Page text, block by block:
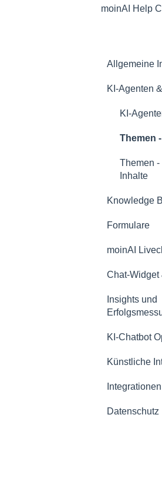
moinAI Help
Allgemeine
System-
Workflow
KI-Agenten
KI-
Themen
Themen
Inhalte
Knowledge
Formulare
moinAI
Chat-Widget
Chat-
Insights und
Insights
Insights
KI-Chatbot
Allgemein
Künstliche
Erkennung
Integrationen
Allgemein
Datenschutz